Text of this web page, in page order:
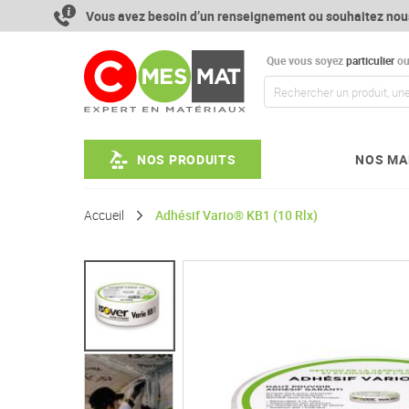
contenu
Vous avez besoin d’un renseignement ou souhaitez
Que vous soyezparticulierou
NOS PRODUITS NOS
Accueil Adhésif Vario® KB1 (10 Rlx)
Passer
d’images